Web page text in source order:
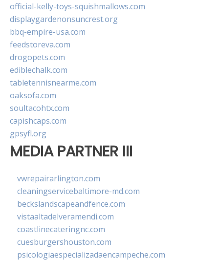
official-kelly-toys-squishmallows.com
displaygardenonsuncrest.org
bbq-empire-usa.com
feedstoreva.com
drogopets.com
ediblechalk.com
tabletennisnearme.com
oaksofa.com
soultacohtx.com
capishcaps.com
gpsyfl.org
MEDIA PARTNER III
vwrepairarlington.com
cleaningservicebaltimore-md.com
beckslandscapeandfence.com
vistaaltadelveramendi.com
coastlinecateringnc.com
cuesburgershouston.com
psicologiaespecializadaencampeche.com